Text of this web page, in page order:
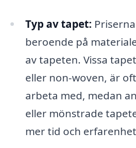
Typ av tapet:
beroende på
av tapeten. Vissa
eller non-woven, är
arbeta med, medan
eller mönstrade
mer tid och